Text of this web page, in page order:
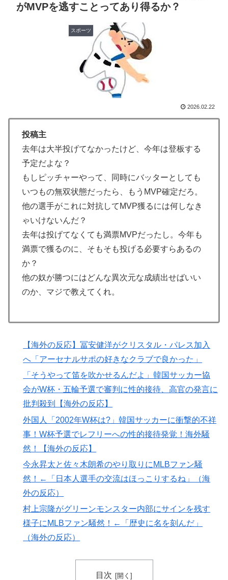
結婚四十年これでやってる」経験するまで信じてもらえ
ロシア「お前らの国にある似非エッフェル塔を見せてく
海外「全部日本の真似だったのか…」 日本の普通のテ
レビ番組が最新SNSの数十年先を行っていたと話題に
【激震】韓国人「韓国サッカー協会、W杯・五輪で複数
回の性接待を行い審判を買収していたことが発覚…（ﾌﾞ
ﾙﾌﾞﾙ」＝韓国の反応
▶ 韓国、日本で韓国籍のインフルエンサーが7台の車に当
て逃げして逮捕されたのに「また日本は嫌韓しようとし
ている」と決めつけて責任転嫁
▶
外国人「使い捨てだ」FIFA会長、辞任危機でトランプ政
権に泣き付くも無視されて海外失笑！【海外の反応】
▶ ライバルのリコに身体で賞金払わせる話やりてえ
韓国内で続く反日的雰囲気…日本不買運動の広報チラシ
を受け取った日本人留学生困惑＝韓国の反応
▶
【激震】韓国人「韓国サッカー協会、W杯・五輪で複数
で韓国が羨ましくて羨ましくて仕方がないんだそうで
す」
【海外の反応】冨安健洋がクリスタル・パレス加入へ
「アーセナルサポの好きなクラブで良かった」
▶ 外国人「2026年バロンドールは誰が受賞すべき?」エン
バペ、今季無冠でも初受賞か!?海外ファンが考える本命
とは!?【海外の反応】
▶
【海外の反応】野球を観はじめたばかりなんだが大谷翔
ップ層ではあるが二刀流の影響で超一流とまでは言えな
いイメージ」「投手に専念したらサイヤングも獲れると
思うんだけどな」
▶ 外国人「2002年W杯は?」韓国サッカーに衝撃的不祥
事！W杯予選でレフリーへの性的接待発覚！海外騒然！
【海外の反応】
がMVPを逃すことってあり得るか？
スポーツ
2026.02.22
投稿主
去年は大半投げてなかったけど、今年は登板する
予定だよな？
もしピッチャーやって、同時にバッターとしても
いつもの無双状態だったら、もうMVP確定だろ。
他の選手がこれに対抗してMVP獲るには何しなき
ゃいけないんだ？
去年は投げてなくても満票MVPだったし。今年も
満票で獲るのに、そもそも投げる必要すらあるの
か？
他の奴が勝つにはどんな異次元な成績出せばいい
のか、マジで教えてくれ。
【海外の反応】冨安健洋がクリスタル・パレス加入
へ「アーセナルサポの好きなクラブで良かった」
「そうやって笛を吹かせるんだよ」韓国サッカー協
会がW杯・五輪予選で審判に性的接待、高官の発言に
批判殺到【海外の反応】
外国人「2002年W杯は?」韓国サッカーに衝撃的不祥
事！W杯予選でレフリーへの性的接待発覚！海外騒
然！【海外の反応】
今永昇太と佐々木朗希のやり取りにMLBファン騒
然！←「日本人選手の交流はほっこりするね」（海
外の反応）
村上宗隆がグリーンモンスター内部にサインを残す
様子にMLBファン騒然！←「歴史に名を刻んだ」
（海外の反応）
目次